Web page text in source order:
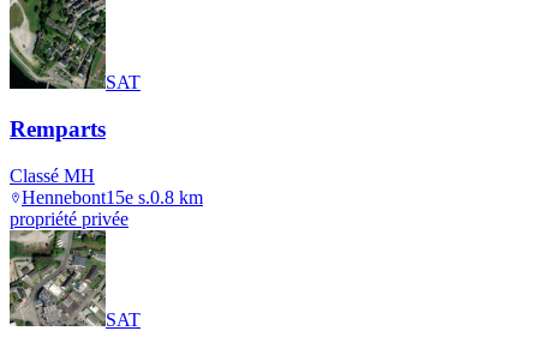
SAT
Remparts
Classé MH
Hennebont15e s.0.8 km
propriété privée
SAT